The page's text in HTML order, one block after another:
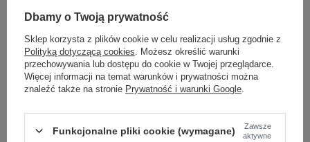
One size 2016103448302 -
Dbamy o Twoją prywatność
Sklep korzysta z plików cookie w celu realizacji usług zgodnie z
Polityką dotyczącą cookies . Możesz określić warunki
przechowywania lub dostępu do cookie w Twojej przeglądarce.
Więcej informacji na temat warunków i prywatności można
znaleźć także na stronie Prywatność i warunki Google
Funkcjonalne pliki cookie (wymagane)
Zawsze
aktywne